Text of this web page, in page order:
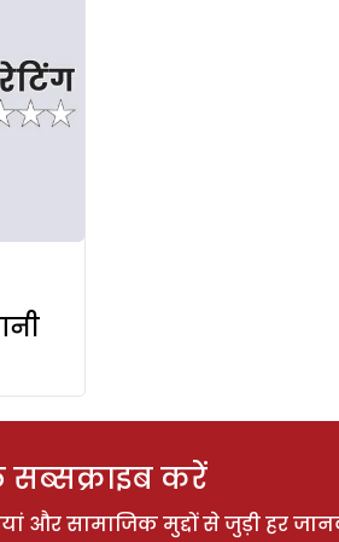
सब्सक्राइब करें
और सामाजिक मुद्दों से जुड़ी हर